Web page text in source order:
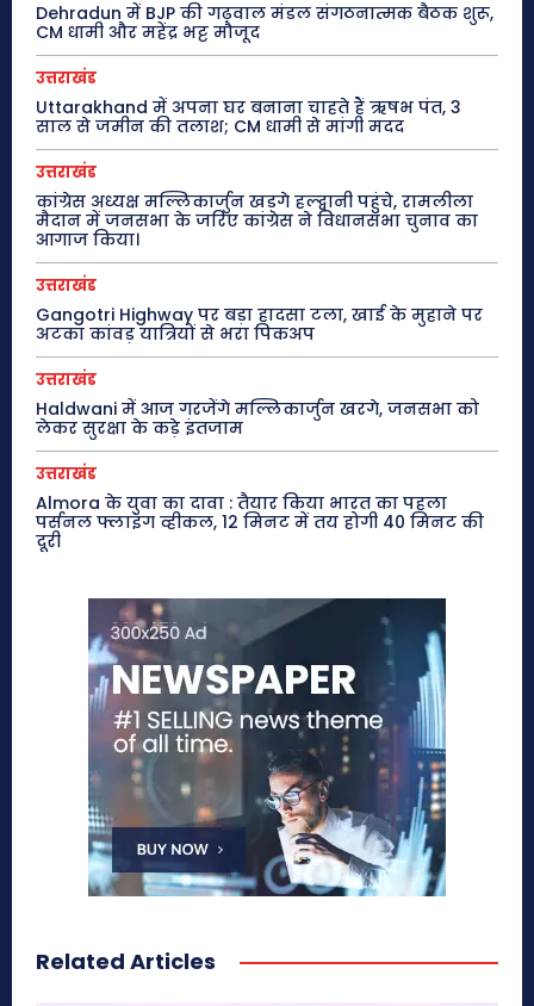
Dehradun में BJP की गढ़वाल मंडल संगठनात्मक बैठक शुरू,
CM धामी और महेंद्र भट्ट मौजूद
उत्तराखंड
Uttarakhand में अपना घर बनाना चाहते हैं ऋषभ पंत, 3
साल से जमीन की तलाश; CM धामी से मांगी मदद
उत्तराखंड
कांग्रेस अध्यक्ष मल्लिकार्जुन खड़गे हल्द्वानी पहुंचे, रामलीला
मैदान में जनसभा के जरिए कांग्रेस ने विधानसभा चुनाव का
आगाज किया।
उत्तराखंड
Gangotri Highway पर बड़ा हादसा टला, खाई के मुहाने पर
अटका कांवड़ यात्रियों से भरा पिकअप
उत्तराखंड
Haldwani में आज गरजेंगे मल्लिकार्जुन खरगे, जनसभा को
लेकर सुरक्षा के कड़े इंतजाम
उत्तराखंड
Almora के युवा का दावा : तैयार किया भारत का पहला
पर्सनल फ्लाइंग व्हीकल, 12 मिनट में तय होगी 40 मिनट की
दूरी
Related Articles